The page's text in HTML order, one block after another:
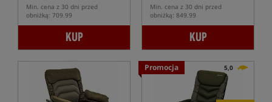
Min. cena z 30 dni przed
obniżką: 709.99
KUP
Min. cena z 30 dni przed
obniżką: 849.99
KUP
Promocja 5,0